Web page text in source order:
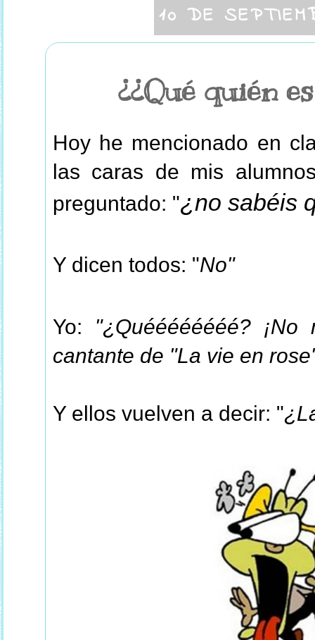
10 DE
¿¿Qué quién
Hoy he mencionado en
las caras de mis
preguntado: "¿no sabéis
Y dicen todos: "No"
Yo: "¿Quéééééééé?
cantante de "La vie en
Y ellos vuelven a decir: "